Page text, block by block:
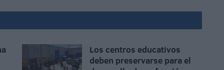
Los centros educativos
deben preservarse para el